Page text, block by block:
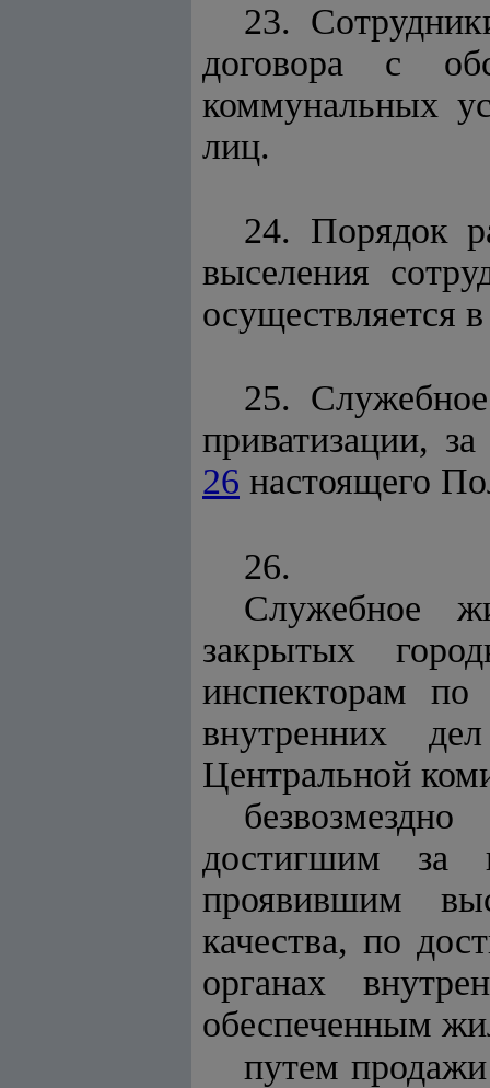
23.
договора с
коммунальных
лиц.
24. Порядок
выселения
осуществляется
25.
приватизации,
26 настоящего
26.
Служебное
закрытых
инспекторам
внутренних
Центральной
достигшим за
проявившим
качества, по
органах
обеспеченным
путем